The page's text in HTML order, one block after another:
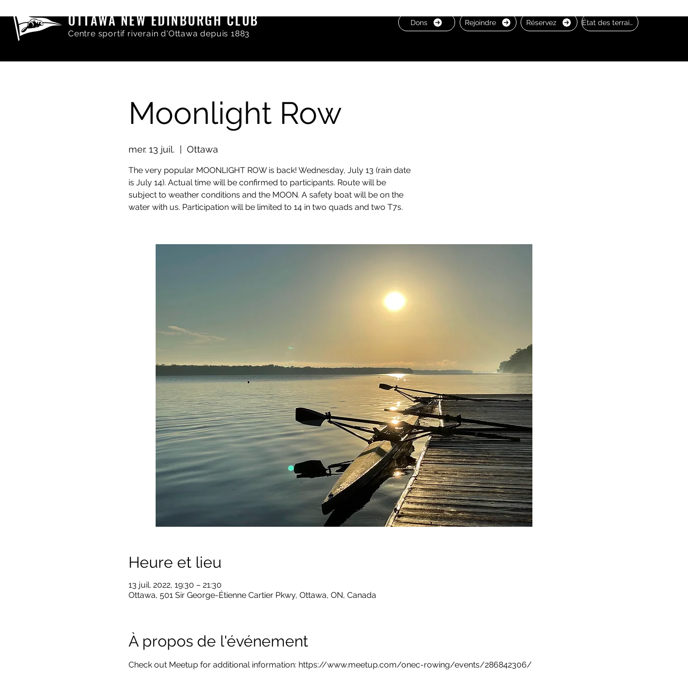
OTTAWA NEW EDINBURGH CLUB
Centre sportif riverain d'Ottawa depuis 1883
Dons Rejoindre Réservez État des terrains
Moonlight Row
mer. 13 juil.
  |
Ottawa
The very popular MOONLIGHT ROW is back! Wednesday, July 13 (rain date
is July 14). Actual time will be confirmed to participants. Route will be
subject to weather conditions and the MOON. A safety boat will be on the
water with us. Participation will be limited to 14 in two quads and two T7s.
Heure et lieu
13 juil. 2022, 19:30 – 21:30
Ottawa, 501 Sir George-Étienne Cartier Pkwy, Ottawa, ON, Canada
À propos de l'événement
Check out Meetup for additional information: https://www.meetup.com/onec-rowing/events/286842306/